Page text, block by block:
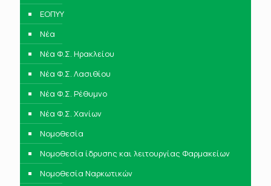
ΕΟΠΥΥ
Νέα
Νέα Φ.Σ. Ηρακλείου
Νέα Φ.Σ. Λασιθίου
Νέα Φ.Σ. Ρέθυμνο
Νέα Φ.Σ. Χανίων
Νομοθεσία
Νομοθεσία ίδρυσης και λειτουργίας Φαρμακείων
Νομοθεσία Ναρκωτικών